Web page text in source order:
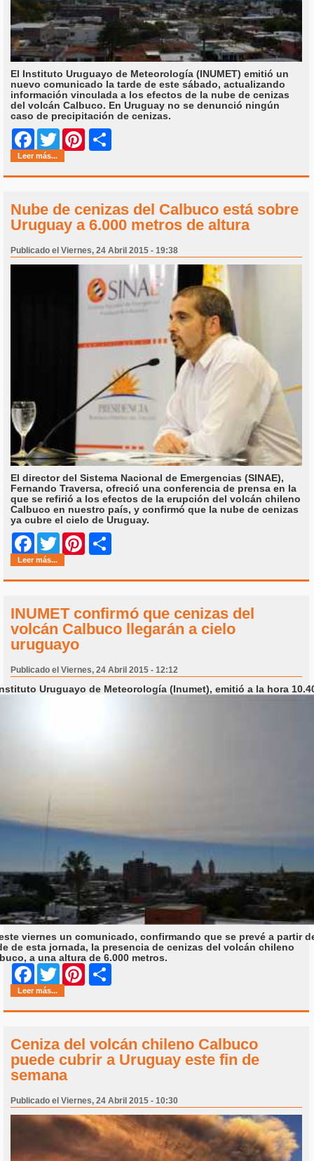
El Instituto Uruguayo de Meteorología (INUMET) emitió un
nuevo comunicado la tarde de este sábado, actualizando
información vinculada a los efectos de la nube de cenizas
del volcán Calbuco. En Uruguay no se denunció ningún
caso de precipitación de cenizas.
Facebook
Twitter Pinterest
Leer más...
Nube de cenizas del Calbuco está sobre
Uruguay a 6.000 metros de altura
Publicado el Viernes, 24 Abril 2015 - 19:38
El director del Sistema Nacional de Emergencias (SINAE),
Fernando Traversa, ofreció una conferencia de prensa en la
que se refirió a los efectos de la erupción del volcán chileno
Calbuco en nuestro país, y confirmó que la nube de cenizas
ya cubre el cielo de Uruguay.
Facebook
Twitter Pinterest
Leer más...
INUMET confirmó que cenizas del
volcán Calbuco llegarán a cielo
uruguayo
Publicado el Viernes, 24 Abril 2015 - 12:12
Uruguayo de Meteorología (Inumet), emitió a la hora
viernes un comunicado, confirmando que se prevé a partir
de esta jornada, la presencia de cenizas del volcán chileno
a una altura de 6.000 metros.
Facebook
Twitter Pinterest
Leer más...
Ceniza del volcán chileno Calbuco
puede cubrir a Uruguay este fin de
semana
Publicado el Viernes, 24 Abril 2015 - 10:30